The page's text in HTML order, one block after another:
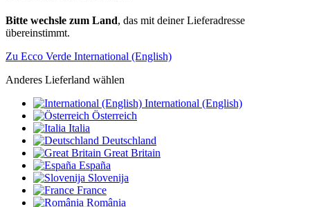
Bitte wechsle zum Land, das mit deiner Lieferadresse
übereinstimmt.
Zu Ecco Verde International (English)
Anderes Lieferland wählen
International (English)
Österreich
Italia
Deutschland
Great Britain
España
Slovenija
France
România